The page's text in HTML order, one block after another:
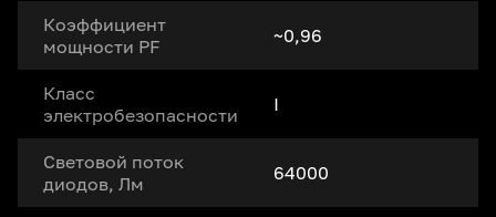
Коэффициент
мощности PF
~0,96
Класс
электробезопасности
I
Световой поток
диодов, Лм
64000